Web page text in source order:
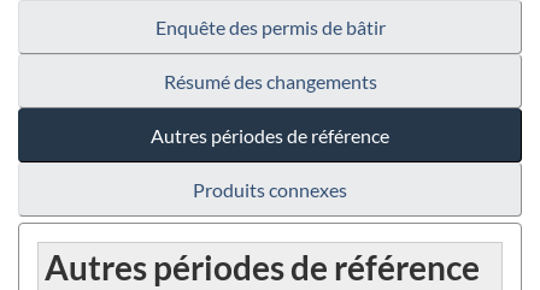
Enquête des permis de bâtir
Résumé des changements
Autres périodes de référence
Produits connexes
Autres périodes de référence